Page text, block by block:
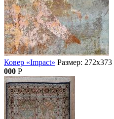
Ковер «Impact» Размер: 272х373
000 Р